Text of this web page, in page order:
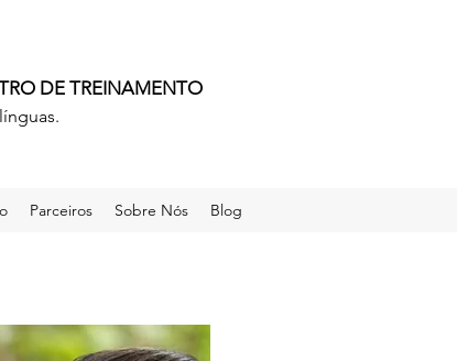
DE TREINAMENTO
Parceiros Sobre Nós Blog